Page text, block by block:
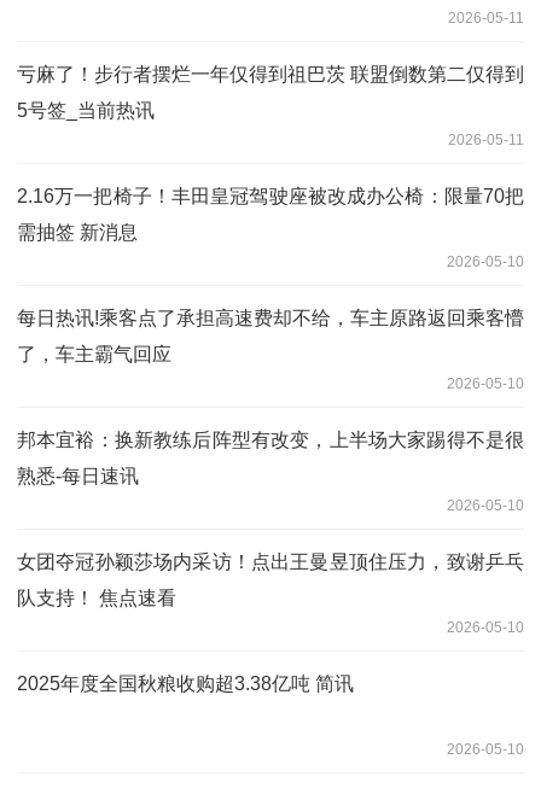
2026-05-11
亏麻了！步行者摆烂一年仅得到祖巴茨 联盟倒数第二仅得到
5号签_当前热讯
2026-05-11
2.16万一把椅子！丰田皇冠驾驶座被改成办公椅：限量70把
需抽签 新消息
2026-05-10
每日热讯!乘客点了承担高速费却不给，车主原路返回乘客懵
了，车主霸气回应
2026-05-10
邦本宜裕：换新教练后阵型有改变，上半场大家踢得不是很
熟悉-每日速讯
2026-05-10
女团夺冠孙颖莎场内采访！点出王曼昱顶住压力，致谢乒乓
队支持！ 焦点速看
2026-05-10
2025年度全国秋粮收购超3.38亿吨 简讯
2026-05-10